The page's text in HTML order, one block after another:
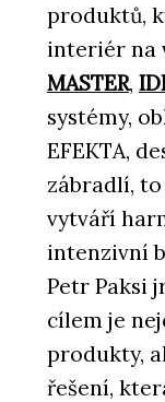
produktů,
interiér na
MASTER,
systémy,
EFEKTA,
zábradlí,
vytváří
intenzivní
Petr Paksi
cílem je
produkty,
řešení,